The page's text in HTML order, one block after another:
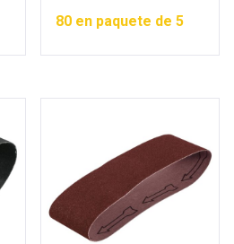
80 en paquete de 5